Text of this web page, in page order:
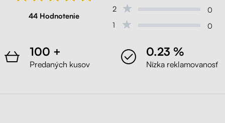
Borovica Bramberg
Dub Halifax cínový
44 Hodnotenie
2
0
1
0
100 +
Predaných kusov
0.23 %
Nízka reklamovanosť